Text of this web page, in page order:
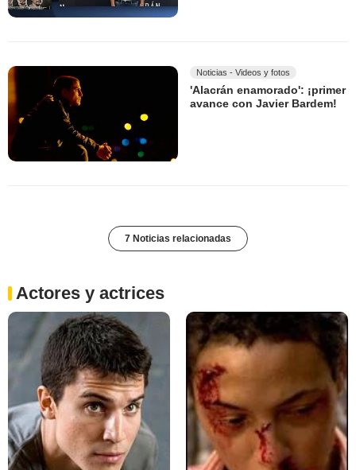
Noticias - Videos y fotos
'Alacrán enamorado': ¡primer
avance con Javier Bardem!
7 Noticias relacionadas
Actores y actrices